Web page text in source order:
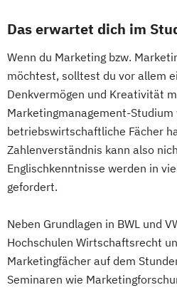
Das erwartet dich im
Wenn du Marketing bzw.
möchtest, solltest du vor allem
Denkvermögen und Kreativität
Marketingmanagement-
betriebswirtschaftliche Fächer
Zahlenverständnis kann also
Englischkenntnisse werden in
gefordert.
Neben Grundlagen in BWL und
Hochschulen Wirtschaftsrecht
Marketingfächer auf dem
Seminaren wie